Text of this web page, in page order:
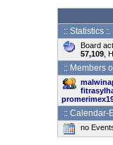
:: Statistics :.
Board
57,109,
:: Members
:: Calendar-
no